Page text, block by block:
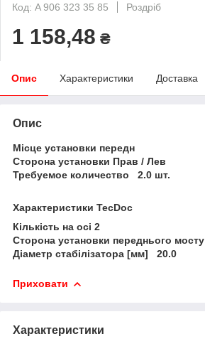
Код: A 906 323 35 85
Роздріб
1 158,48 ₴
Опис Характеристики Доставка
Опис
Місце установки передн
Сторона установки Прав / Лев
Требуемое количество 2.0 шт.
Характеристики TecDoc
Кількість на осі 2
Сторона установки переднього мосту
Діаметр стабілізатора [мм] 20.0
Приховати
Характеристики